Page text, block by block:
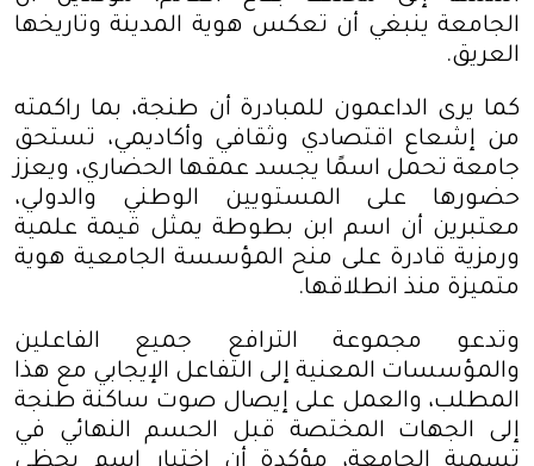
الجامعة ينبغي أن تعكس هوية المدينة وتاريخها
العريق.
كما يرى الداعمون للمبادرة أن طنجة، بما راكمته
من إشعاع اقتصادي وثقافي وأكاديمي، تستحق
جامعة تحمل اسمًا يجسد عمقها الحضاري، ويعزز
حضورها على المستويين الوطني والدولي،
معتبرين أن اسم ابن بطوطة يمثل قيمة علمية
ورمزية قادرة على منح المؤسسة الجامعية هوية
متميزة منذ انطلاقها.
وتدعو مجموعة الترافع جميع الفاعلين
والمؤسسات المعنية إلى التفاعل الإيجابي مع هذا
المطلب، والعمل على إيصال صوت ساكنة طنجة
إلى الجهات المختصة قبل الحسم النهائي في